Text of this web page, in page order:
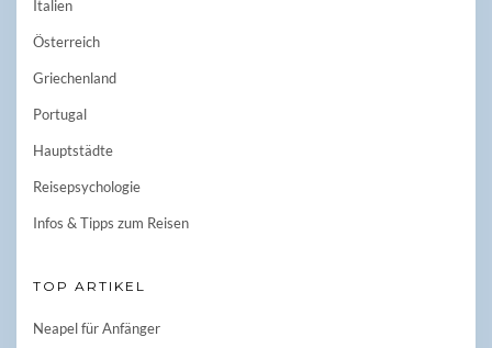
Italien
Österreich
Griechenland
Portugal
Hauptstädte
Reisepsychologie
Infos & Tipps zum Reisen
TOP ARTIKEL
Neapel für Anfänger